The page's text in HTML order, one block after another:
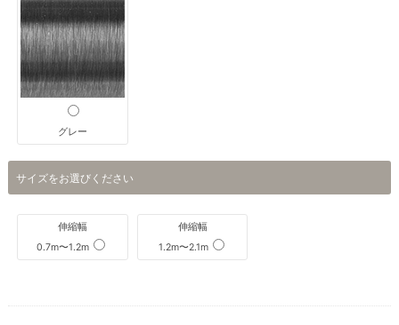
グレー
サイズをお選びください
伸縮幅
0.7m〜1.2m
伸縮幅
1.2m〜2.1m